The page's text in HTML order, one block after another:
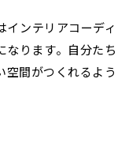
インテリアコーディ
ります。 自分たち
空間がつくれるよう